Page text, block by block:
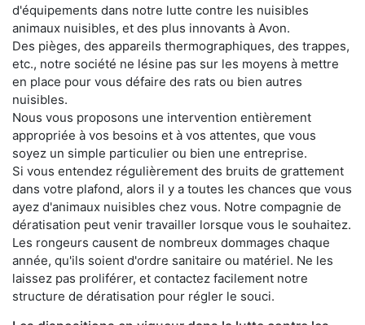
d'équipements dans notre lutte contre les nuisibles
animaux nuisibles, et des plus innovants à Avon.
Des pièges, des appareils thermographiques, des trappes,
etc., notre société ne lésine pas sur les moyens à mettre
en place pour vous défaire des rats ou bien autres
nuisibles.
Nous vous proposons une intervention entièrement
appropriée à vos besoins et à vos attentes, que vous
soyez un simple particulier ou bien une entreprise.
Si vous entendez régulièrement des bruits de grattement
dans votre plafond, alors il y a toutes les chances que vous
ayez d'animaux nuisibles chez vous. Notre compagnie de
dératisation peut venir travailler lorsque vous le souhaitez.
Les rongeurs causent de nombreux dommages chaque
année, qu'ils soient d'ordre sanitaire ou matériel. Ne les
laissez pas proliférer, et contactez facilement notre
structure de dératisation pour régler le souci.